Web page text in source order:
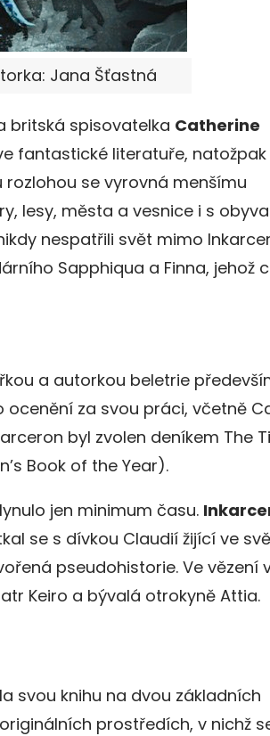
Jana Šťastná
britská spisovatelka Catherine
fantastické literatuře, natožpak
se vyrovná menšímu
lesy, města a vesnice i s
nespatřili svět mimo
Sapphiqua a Finna, jehož
a autorkou beletrie
ocenění za svou práci, včetně
byl zvolen deníkem The
Book of the Year).
jen minimum času.
se s dívkou Claudií žijící ve
pseudohistorie. Ve vězení
Keiro a bývalá otrokyně Attia.
svou knihu na dvou základních
prostředích, v nichž